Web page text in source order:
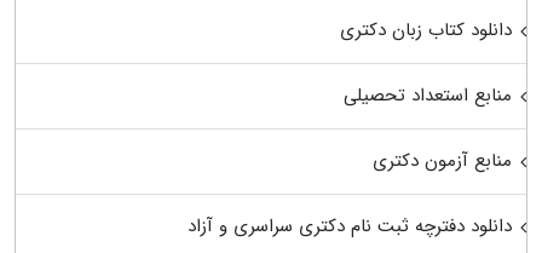
دانلود کتاب زبان دکتری
منابع استعداد تحصیلی
منابع آزمون دکتری
دانلود دفترچه ثبت نام دکتری سراسری و آزاد